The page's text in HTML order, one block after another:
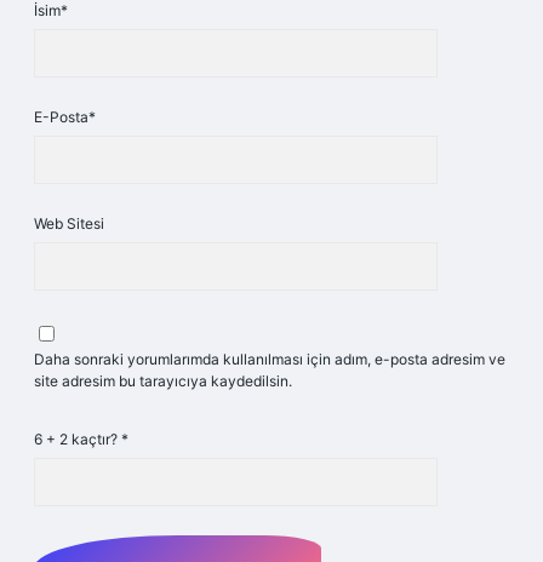
İsim*
E-Posta*
Web Sitesi
Daha sonraki yorumlarımda kullanılması için adım, e-posta adresim ve
site adresim bu tarayıcıya kaydedilsin.
6 + 2 kaçtır? *